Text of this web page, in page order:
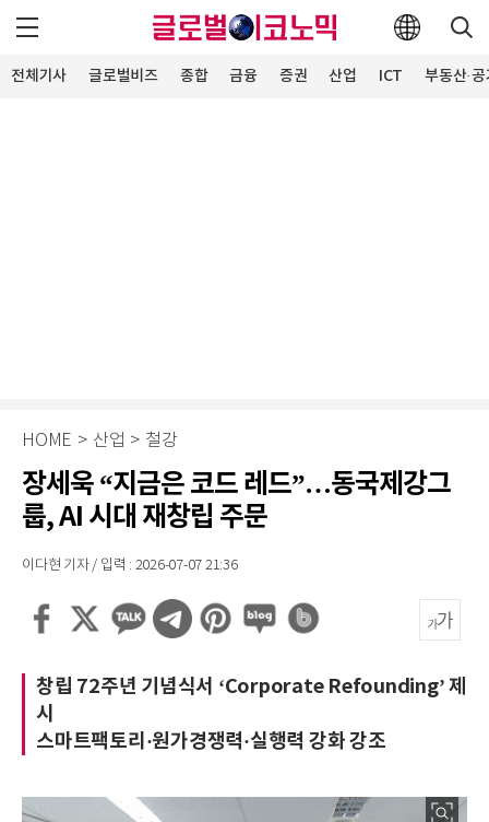
전체기사 글로벌비즈 종합 금융 증권 산업 ICT 부동산·
HOME > 산업 > 철강
장세욱 “지금은 코드 레드”…동국제강그
룹, AI 시대 재창립 주문
이다현 기자 / 입력 : 2026-07-07 21:36
창립 72주년 기념식서 ‘Corporate Refounding’ 제
시
스마트팩토리·원가경쟁력·실행력 강화 강조